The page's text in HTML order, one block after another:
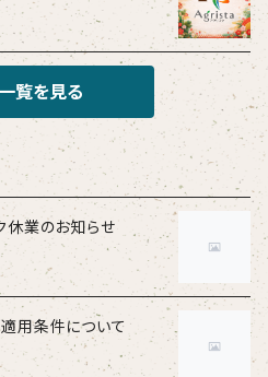
覧を見る
休業のお知らせ
適用条件について